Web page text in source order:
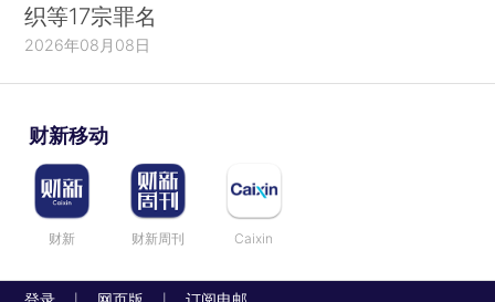
织等17宗罪名
2026年08月08日
财新移动
财新 财新周刊 Caixin